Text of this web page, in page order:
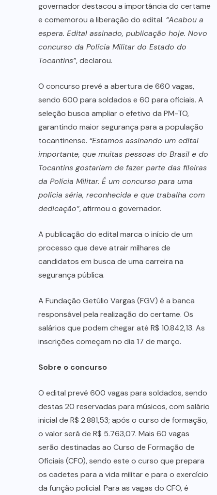
governador destacou a importância do certame
e comemorou a liberação do edital. “Acabou a
espera. Edital assinado, publicação hoje. Novo
concurso da Polícia Militar do Estado do
Tocantins”, declarou.
O concurso prevê a abertura de 660 vagas,
sendo 600 para soldados e 60 para oficiais. A
seleção busca ampliar o efetivo da PM-TO,
garantindo maior segurança para a população
tocantinense. “Estamos assinando um edital
importante, que muitas pessoas do Brasil e do
Tocantins gostariam de fazer parte das fileiras
da Polícia Militar. É um concurso para uma
polícia séria, reconhecida e que trabalha com
dedicação”, afirmou o governador.
A publicação do edital marca o início de um
processo que deve atrair milhares de
candidatos em busca de uma carreira na
segurança pública.
A Fundação Getúlio Vargas (FGV) é a banca
responsável pela realização do certame. Os
salários que podem chegar até R$ 10.842,13. As
inscrições começam no dia 17 de março.
Sobre o concurso
O edital prevê 600 vagas para soldados, sendo
destas 20 reservadas para músicos, com salário
inicial de R$ 2.881,53; após o curso de formação,
o valor será de R$ 5.763,07. Mais 60 vagas
serão destinadas ao Curso de Formação de
Oficiais (CFO), sendo este o curso que prepara
os cadetes para a vida militar e para o exercício
da função policial. Para as vagas do CFO, é